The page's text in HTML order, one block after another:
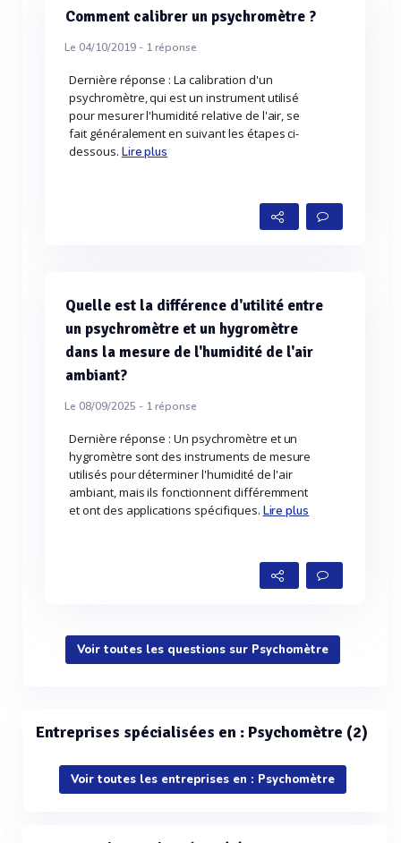
Comment calibrer un psychromètre ?
Le 04/10/2019 - 1réponse
Dernière réponse : La calibration d'un
psychromètre, qui est un instrument utilisé
pour mesurer l'humidité relative de l'air, se
fait généralement en suivant les étapes ci-
dessous. Lire plus
Quelle est la différence d'utilité entre
un psychromètre et un hygromètre
dans la mesure de l'humidité de l'air
ambiant?
Le 08/09/2025 - 1réponse
Dernière réponse : Un psychromètre et un
hygromètre sont des instruments de mesure
utilisés pour déterminer l'humidité de l'air
ambiant, mais ils fonctionnent différemment
et ont des applications spécifiques. Lire plus
Voir toutes les questions sur Psychomètre
Entreprises spécialisées en : Psychomètre (2)
Voir toutes les entreprises en : Psychomètre